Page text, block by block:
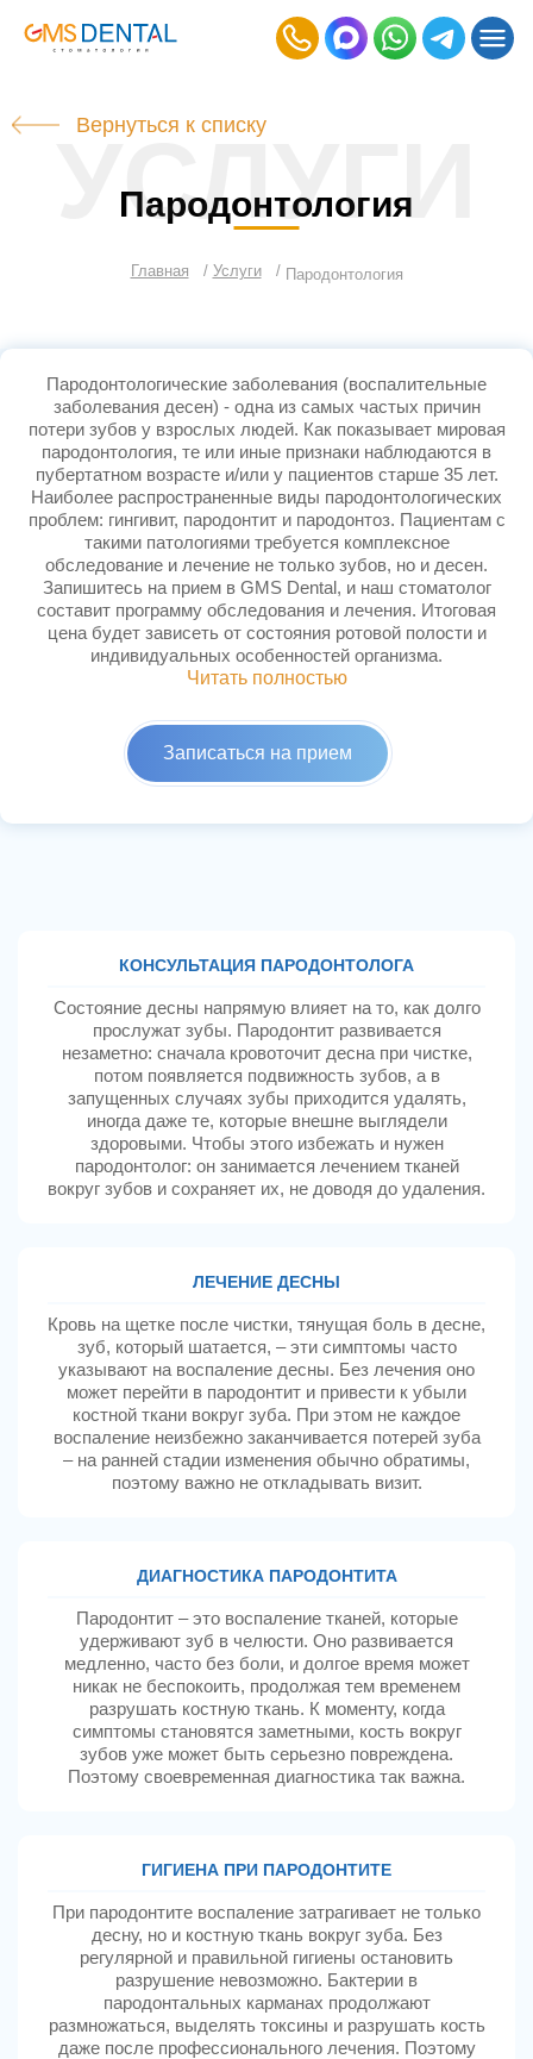
Вернуться к списку
Пародонтология
УСЛУГИ
Главная Услуги Пародонтология
Пародонтологические заболевания (воспалительные
заболевания десен) - одна из самых частых причин
потери зубов у взрослых людей. Как показывает мировая
пародонтология, те или иные признаки наблюдаются в
пубертатном возрасте и/или у пациентов старше 35 лет.
Наиболее распространенные виды пародонтологических
проблем: гингивит, пародонтит и пародонтоз. Пациентам с
такими патологиями требуется комплексное
обследование и лечение не только зубов, но и десен.
Запишитесь на прием в GMS Dental, и наш стоматолог
составит программу обследования и лечения. Итоговая
цена будет зависеть от состояния ротовой полости и
индивидуальных особенностей организма.
Читать полностью
Записаться на прием
КОНСУЛЬТАЦИЯ ПАРОДОНТОЛОГА
Состояние десны напрямую влияет на то, как долго
прослужат зубы. Пародонтит развивается
незаметно: сначала кровоточит десна при чистке,
потом появляется подвижность зубов, а в
запущенных случаях зубы приходится удалять,
иногда даже те, которые внешне выглядели
здоровыми. Чтобы этого избежать и нужен
пародонтолог: он занимается лечением тканей
вокруг зубов и сохраняет их, не доводя до удаления.
ЛЕЧЕНИЕ ДЕСНЫ
Кровь на щетке после чистки, тянущая боль в десне,
зуб, который шатается, – эти симптомы часто
указывают на воспаление десны. Без лечения оно
может перейти в пародонтит и привести к убыли
костной ткани вокруг зуба. При этом не каждое
воспаление неизбежно заканчивается потерей зуба
– на ранней стадии изменения обычно обратимы,
поэтому важно не откладывать визит.
ДИАГНОСТИКА ПАРОДОНТИТА
Пародонтит – это воспаление тканей, которые
удерживают зуб в челюсти. Оно развивается
медленно, часто без боли, и долгое время может
никак не беспокоить, продолжая тем временем
разрушать костную ткань. К моменту, когда
симптомы становятся заметными, кость вокруг
зубов уже может быть серьезно повреждена.
Поэтому своевременная диагностика так важна.
ГИГИЕНА ПРИ ПАРОДОНТИТЕ
При пародонтите воспаление затрагивает не только
десну, но и костную ткань вокруг зуба. Без
регулярной и правильной гигиены остановить
разрушение невозможно. Бактерии в
пародонтальных карманах продолжают
размножаться, выделять токсины и разрушать кость
даже после профессионального лечения. Поэтому